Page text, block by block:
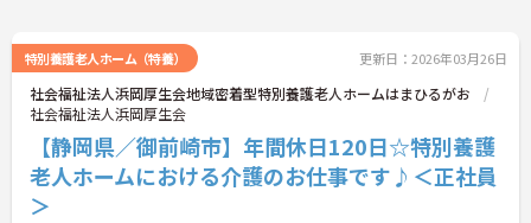
特別養護老人ホーム（特養） 更新日：2026年03月26日
社会福祉法人浜岡厚生会地域密着型特別養護老人ホームはまひるがお
社会福祉法人浜岡厚生会
【静岡県／御前崎市】年間休日120日☆特別養護
老人ホームにおける介護のお仕事です♪＜正社員
＞